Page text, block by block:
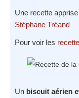
Une recette
Stéphane Tréand
Pour voir les
Un biscuit aérien